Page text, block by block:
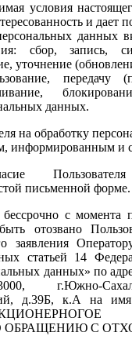
условия
и дает
данных
сбор, запись,
уточнение
передачу
данных.
на обработку
информированным и
письменной форме.
бессрочно с момента
отозвано
заявления
статьей 14
данных» по
г.Южно-
д.39Б, к.А на имя
ОБРАЩЕНИЮ С